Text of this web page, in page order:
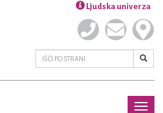
Ljudska univerza